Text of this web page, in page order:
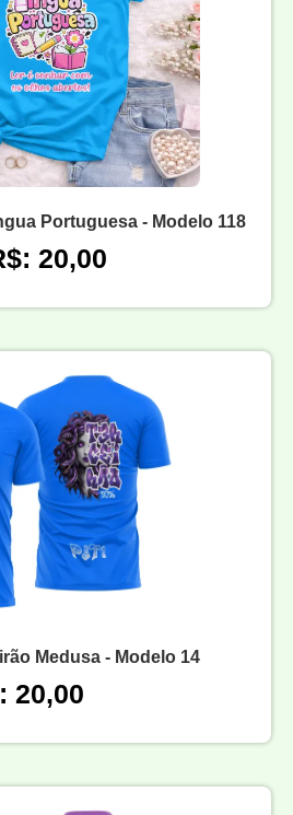
Portuguesa - Modelo 118
20,00
Medusa - Modelo 14
20,00